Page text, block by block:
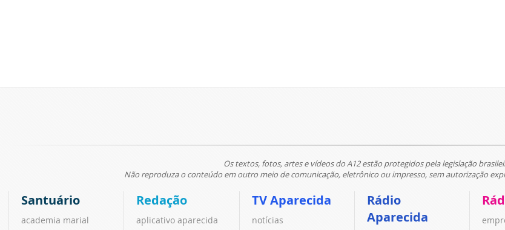
Os textos, fotos, artes e vídeos do A12 estão protegidos pela legislação
Não reproduza o conteúdo em outro meio de comunicação, eletrônico ou impresso, sem autorização
Santuário
academia marial
Redação
aplicativo aparecida
TV Aparecida
notícias
Rádio
Aparecida